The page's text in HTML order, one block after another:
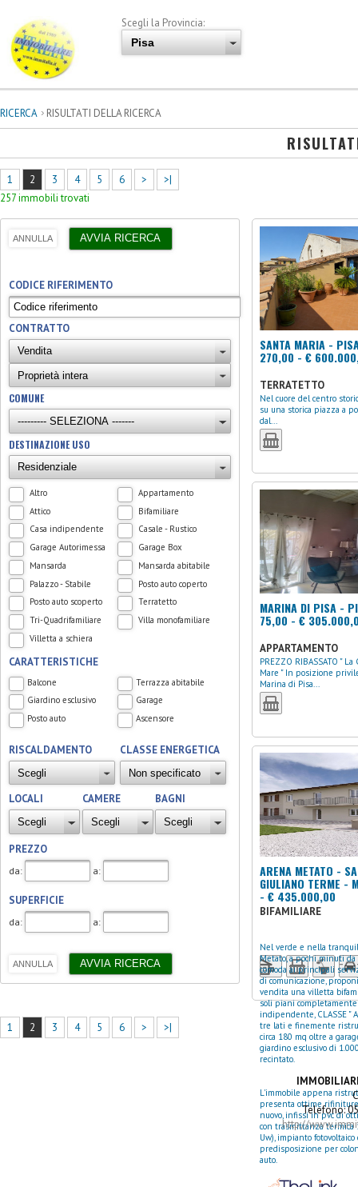
Scegli la Provincia:
RICERCA RISULTATI DELLA RICERCA
1 2 3 4 5 6 >
>|
257 immobili trovati
CODICE RIFERIMENTO
CONTRATTO
COMUNE
DESTINAZIONE USO
Altro
Appartamento
Attico
Bifamiliare
Casa indipendente
Casale - Rustico
Garage Autorimessa
Garage Box
Mansarda
Mansarda abitabile
Palazzo - Stabile
Posto auto coperto
Posto auto scoperto
Terratetto
Tri-Quadrifamiliare
Villa monofamiliare
Villetta a schiera
CARATTERISTICHE
Balcone
Terrazza abitabile
Giardino esclusivo
Garage
Posto auto
Ascensore
RISCALDAMENTO CLASSE ENERGETICA
LOCALI CAMERE BAGNI
PREZZO
da: a:
SUPERFICIE
da: a:
SANTA MARIA -
270,00 - €
TERRATETTO
Nel cuore del centro storico, affacciata
su una storica piazza a
dal...
MARINA DI PISA -
75,00 - €
APPARTAMENTO
PREZZO RIBASSATO " La Casa del
Mare " In posizione
Marina di Pisa...
ARENA METATO -
GIULIANO TERME -
- € 435.000,00
BIFAMILIARE
Nel verde e nella
Metato, a pochi minuti da
comoda ai principali
di comunicazione,
vendita una villetta
soli piani completamente
indipendente, CLASSE "
tre lati e finemente
circa 180 mq oltre a
giardino esclusivo di
recintato.
L'immobile appena
presenta ottime
nuovo, infissi in pvc di
con trasmittanza termica
Uw), impianto fotovoltaico
predisposizione per
auto.
1 2 3 4 5 6 > >|
Telefono:
http://